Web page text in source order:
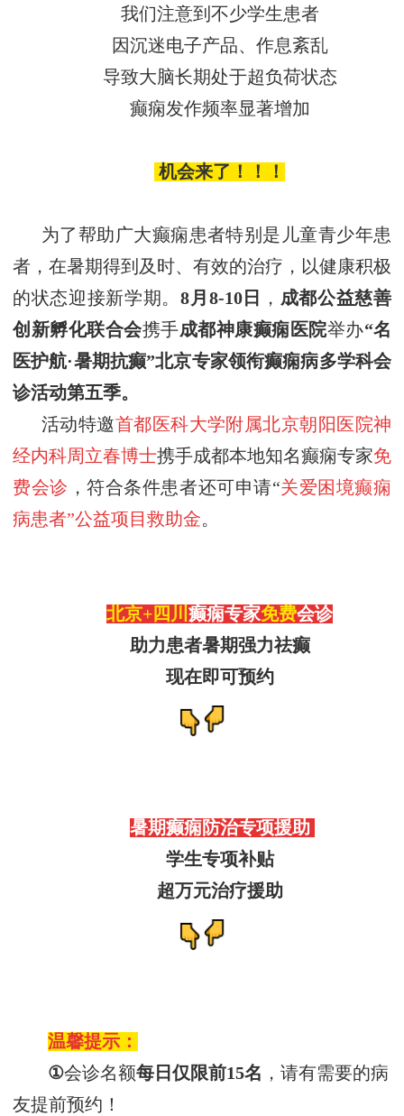
我们注意到不少学生患者
因沉迷电子产品、作息紊乱
导致大脑长期处于超负荷状态
癫痫发作频率显著增加
机会来了！！！
为了帮助广大癫痫患者特别是儿童青少年患
者，在暑期得到及时、有效的治疗，以健康积极
的状态迎接新学期。8 月 8-10日 ， 成都公益慈善
创新孵化联合会携手成都神康癫痫医院举办“名
医护航·暑期抗癫”北京专家领衔癫痫病多学科会
诊活动第五季。
活动特邀首都医科大学附属北京朝阳医院神
经内科周立春博士携手成都本地知名癫痫专家免
费会诊 ，符合条件患者还可申请“关爱困境癫痫
病患者”公益项目救助金。
北京+四川癫痫专家免费会诊
助力患者暑期强力祛癫
现在即可预约
暑期癫痫防治专项援助
学生专项补贴
超万元治疗援助
温馨提示：
①会诊名额每日仅 限前15名 ，请有需要的病
友提前预约！